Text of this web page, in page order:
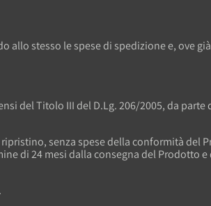
allo stesso le spese di spedizione e, ove
del Titolo III del D.Lg. 206/2005, da parte
senza spese della conformità del
di 24 mesi dalla consegna del Prodotto